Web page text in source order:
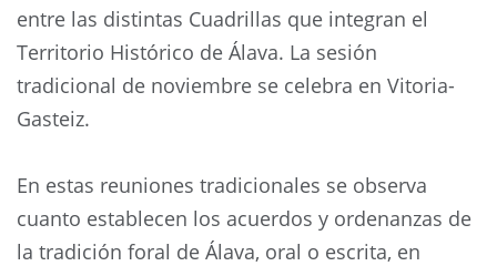
entre las distintas Cuadrillas que integran el
Territorio Histórico de Álava. La sesión
tradicional de noviembre se celebra en Vitoria-
Gasteiz.
En estas reuniones tradicionales se observa
cuanto establecen los acuerdos y ordenanzas de
la tradición foral de Álava, oral o escrita, en